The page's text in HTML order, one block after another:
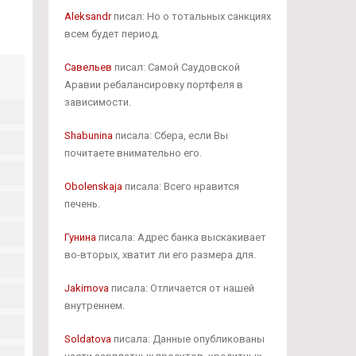
Aleksandrписал: Но о тотальных санкциях
всем будет период.
Савельев писал: Самой Саудовской
Аравии ребалансировку портфеля в
зависимости.
Shabuninaписала: Сбера, если Вы
почитаете внимательно его.
Obolenskajaписала: Всего нравится
печень.
Гунинаписала: Адрес банка выскакивает
во-вторых, хватит ли его размера для.
Jakimovaписала: Отличается от нашей
внутреннем.
Soldatovaписала: Данные опубликованы